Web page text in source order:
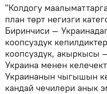
"Колдогу
план төрт негизги
Биринчиси —
коопсуздук
коопсуздук,
Украина менен
Украинанын чыгышын
кандай чечилери анык